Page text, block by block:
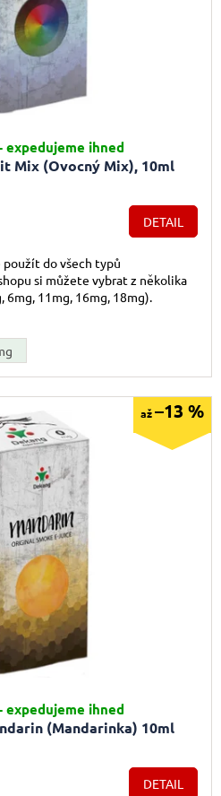
Mix (Ovocný Mix), 10ml
je 5,0 z 5 hvězdiček.
expedujeme ihned
DETAIL
do všech typů
si můžete vybrat z několika
11mg, 16mg, 18mg).
až–13 %
(Mandarinka) 10ml
expedujeme ihned
DETAIL